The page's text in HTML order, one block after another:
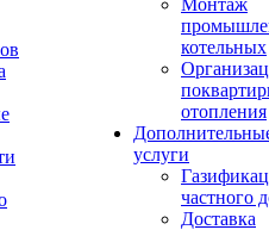
Монтаж
котельных
отопления
услуги
частного
Доставка